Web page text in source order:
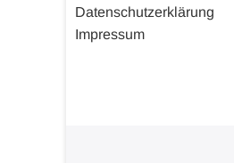
Datenschutzerklärung
Impressum